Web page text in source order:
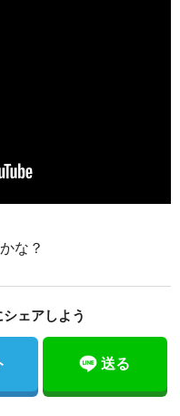
な？
ェアしよう
送る